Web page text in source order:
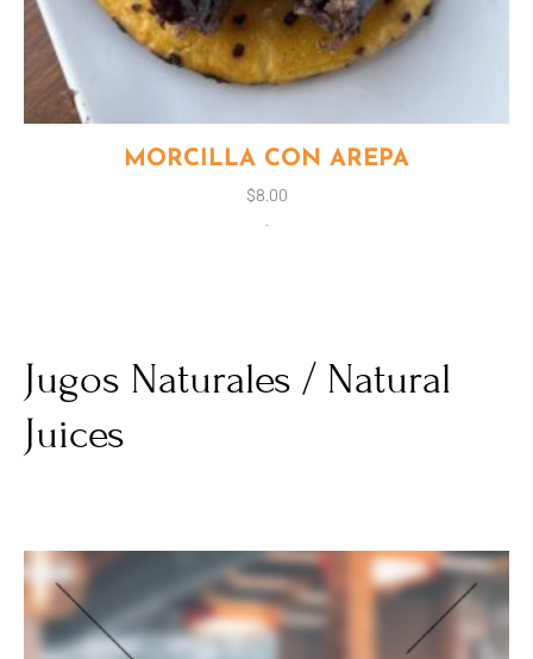
MORCILLA CON AREPA
$8.00
.
Jugos Naturales / Natural
Juices